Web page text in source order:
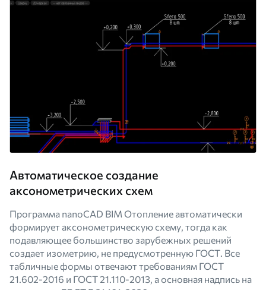
Автоматическое создание
аксонометрических схем
Программа nanoCAD BIM Отопление автоматически
формирует аксонометрическую схему, тогда как
подавляющее большинство зарубежных решений
создает изометрию, не предусмотренную ГОСТ. Все
табличные формы отвечают требованиям ГОСТ
21.602-2016 и ГОСТ 21.110-2013, а основная надпись на